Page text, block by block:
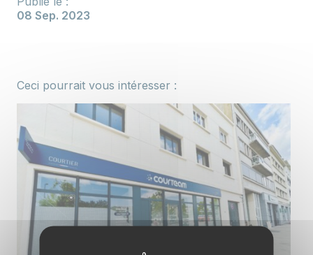
08 Sep. 2023
Ceci pourrait vous intéresser :